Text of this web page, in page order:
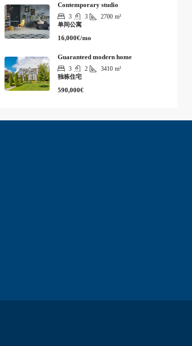
Contemporary studio
3 3 2700 m²
单间公寓
16,000€/mo
Guaranteed modern home
3 2 3410 m²
独栋住宅
590,000€